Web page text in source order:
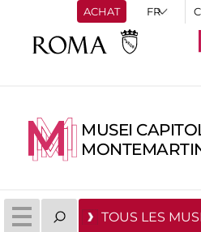
ACHAT
MUSEI
TOUS LES